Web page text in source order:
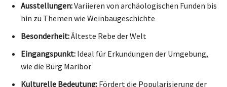
Ausstellungen:Variieren von archäologischen Funden bis
hin zu Themen wie Weinbaugeschichte
Besonderheit:Älteste Rebe der Welt
Eingangspunkt: Ideal für Erkundungen der Umgebung,
wie die Burg Maribor
Kulturelle Bedeutung: Fördert die Popularisierung der